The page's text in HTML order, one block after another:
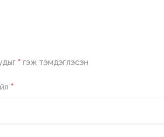
* гэж тэмдэглэсэн
*